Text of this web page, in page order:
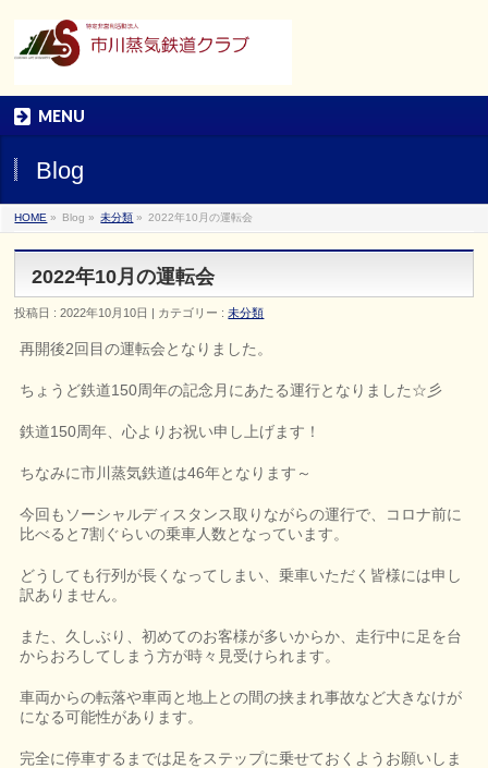
MENU
Blog
HOME » Blog » 未分類 » 2022年10月の運転会
2022年10月の運転会
投稿日 : 2022年10月10日 | カテゴリー :未分類
再開後2回目の運転会となりました。
ちょうど鉄道150周年の記念月にあたる運行となりました☆彡
鉄道150周年、心よりお祝い申し上げます！
ちなみに市川蒸気鉄道は46年となります～
今回もソーシャルディスタンス取りながらの運行で、コロナ前に
比べると7割ぐらいの乗車人数となっています。
どうしても行列が長くなってしまい、乗車いただく皆様には申し
訳ありません。
また、久しぶり、初めてのお客様が多いからか、走行中に足を台
からおろしてしまう方が時々見受けられます。
車両からの転落や車両と地上との間の挟まれ事故など大きなけが
になる可能性があります。
完全に停車するまでは足をステップに乗せておくようお願いしま